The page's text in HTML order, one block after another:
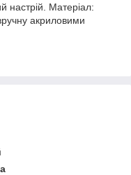
настрій. Матеріал:
акриловими